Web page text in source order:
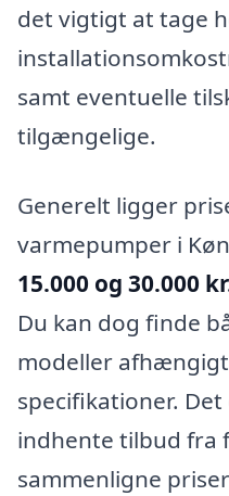
det vigtigt at tage
samt eventuelle
tilgængelige.
Generelt ligger
varmepumper i
15.000 og 30.000
Du kan dog finde
modeller
specifikationer.
indhente tilbud fra
sammenligne